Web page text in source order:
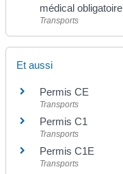
médical obligatoire
Transports
Et aussi
Permis CE
Transports
Permis C1
Transports
Permis C1E
Transports